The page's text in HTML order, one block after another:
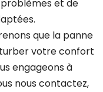
et de
que la panne
votre confort
engageons à
nous contactez,